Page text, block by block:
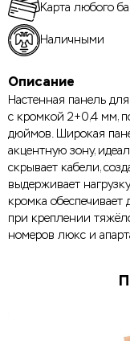
Карта любого
Наличными
Описание
Настенная панель
с кромкой 2+0,4 мм,
дюймов. Широкая
акцентную зону,
скрывает кабели,
выдерживает
кромка
при креплении
номеров люкс и